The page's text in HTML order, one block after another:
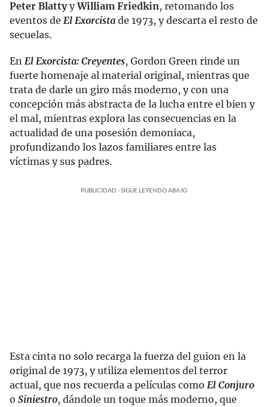
Peter BlattyyWilliam Friedkin, retomando los
eventos de El Exorcista de 1973, y descarta el resto de
secuelas.
En El Exorcista: Creyentes, Gordon Green rinde un
fuerte homenaje al material original, mientras que
trata de darle un giro más moderno, y con una
concepción más abstracta de la lucha entre el bien y
el mal, mientras explora las consecuencias en la
actualidad de una posesión demoniaca,
profundizando los lazos familiares entre las
víctimas y sus padres.
PUBLICIDAD - SIGUE LEYENDO ABAJO
Esta cinta no solo recarga la fuerza del guion en la
original de 1973, y utiliza elementos del terror
actual, que nos recuerda a películas como El Conjuro
o Siniestro, dándole un toque más moderno, que